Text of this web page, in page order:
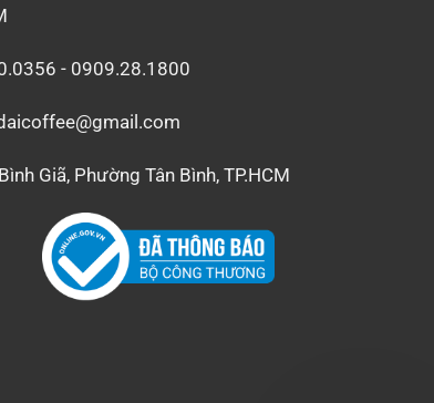
- 0909.28.1800
Giã, Phường Tân Bình, TP.HCM